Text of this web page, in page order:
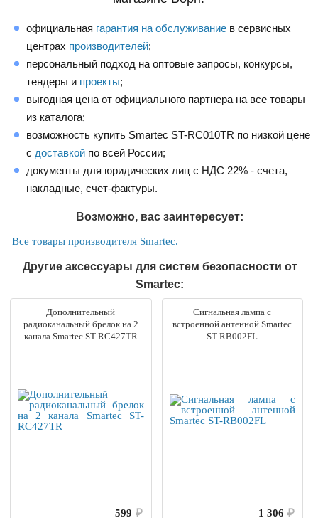
официальная гарантия на обслуживание в сервисных
центрах производителей;
персональный подход на оптовые запросы, конкурсы,
тендеры и проекты;
выгодная цена от официального партнера на все товары
из каталога;
возможность купить Smartec ST-RC010TR по низкой цене
с доставкой по всей России;
документы для юридических лиц с НДС 22% - счета,
накладные, счет-фактуры.
Возможно, вас заинтересует:
Все товары производителя Smartec.
Другие аксессуары для систем безопасности от
Smartec:
Дополнительный
радиоканальный брелок на 2
канала Smartec ST-RC427TR
599 ₽
Сигнальная лампа с
встроенной антенной Smartec
ST-RB002FL
1 306 ₽